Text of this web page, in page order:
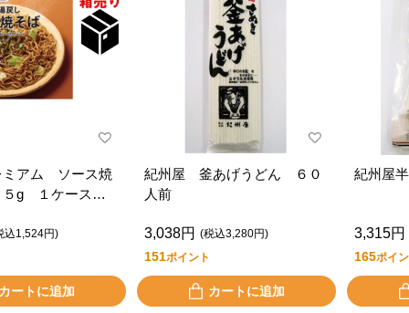
ミアム ソース焼
g １ケース１
込1,524円)
ートに追加
紀州屋 釜あげうどん ６０
人前
3,038円 (税込3,280円)
151ポイント
カートに追加
紀州屋
3,315円
165ポイ